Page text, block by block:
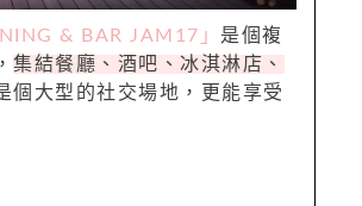
& BAR JAM17」 是個複
集結餐廳、酒吧、冰淇淋店、
個大型的社交場地，更能享受